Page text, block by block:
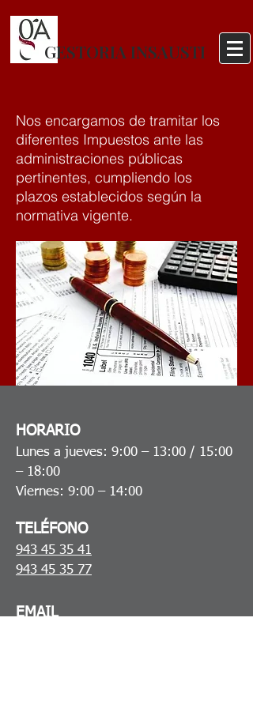
GESTORIA INSAUSTI
Nos encargamos de tramitar los
diferentes Impuestos ante las
administraciones públicas
pertinentes, cumpliendo los
plazos establecidos según la
normativa vigente.
HORARIO
Lunes a jueves: 9:00 – 13:00 / 15:00
– 18:00
Viernes: 9:00 – 14:00
TELÉFONO
943 45 35 41
943 45 35 77
​EMAIL